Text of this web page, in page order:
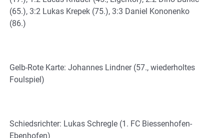
(65.), 3:2 Lukas Krepek (75.), 3:3 Daniel Kononenko
(86.)
Gelb-Rote Karte: Johannes Lindner (57., wiederholtes
Foulspiel)
Schiedsrichter: Lukas Schregle (1. FC Biessenhofen-
Ebenhofen)